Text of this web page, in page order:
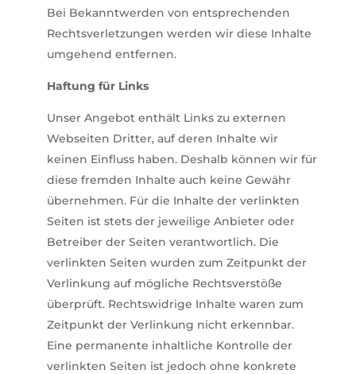
Bei Bekanntwerden von entsprechenden
Rechtsverletzungen werden wir diese Inhalte
umgehend entfernen.
Haftung für Links
Unser Angebot enthält Links zu externen
Webseiten Dritter, auf deren Inhalte wir
keinen Einfluss haben. Deshalb können wir für
diese fremden Inhalte auch keine Gewähr
übernehmen. Für die Inhalte der verlinkten
Seiten ist stets der jeweilige Anbieter oder
Betreiber der Seiten verantwortlich. Die
verlinkten Seiten wurden zum Zeitpunkt der
Verlinkung auf mögliche Rechtsverstöße
überprüft. Rechtswidrige Inhalte waren zum
Zeitpunkt der Verlinkung nicht erkennbar.
Eine permanente inhaltliche Kontrolle der
verlinkten Seiten ist jedoch ohne konkrete